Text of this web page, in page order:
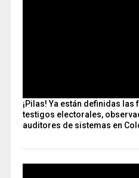
¡Pilas! Ya están definidas
testigos electorales,
auditores de sistemas en